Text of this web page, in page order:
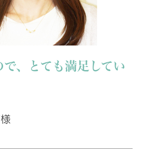
、とても満足してい